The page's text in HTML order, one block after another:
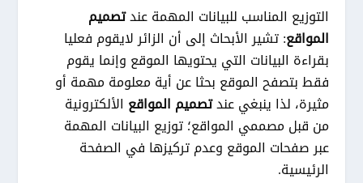
التوزيع المناسب للبيانات المهمة عندتصميم
المواقع: تشير الأبحاث إلى أن الزائر لايقوم فعليا
بقراءة البيانات التي يحتويها الموقع وإنما يقوم
فقط بتصفح الموقع بحثا عن أية معلومة مهمة أو
مثيرة، لذا ينبغي عندتصميم المواقع الألكترونية
من قبل مصممي المواقع؛ توزيع البيانات المهمة
عبر صفحات الموقع وعدم تركيزها في الصفحة
الرئيسية.